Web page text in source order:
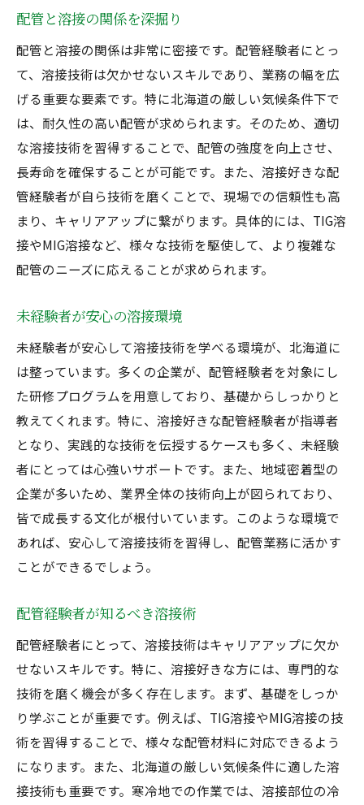
配管経験者向けの技術向上術
溶接技術を高めるためのステップ
北海道で配管と溶接を学ぶポイント
溶接好きが学ぶべき配管技術
配管経験者のための学習法
溶接技術を磨く環境づくり
配管と溶接の連携を深める
未経験者でも安心の配管学習
溶接好き配管経験者のための北海道ガイド
北海道で学ぶ溶接技術の魅力
溶接好きのための配管技術指南
配管と溶接の基礎を学ぶ
北海道の溶接技術でスキルアップ
未経験者も安心の配管ガイド
配管経験者が抑えるべき溶接技術の秘訣
溶接好きが知るべき技術の秘訣
配管経験者のための技術ポイント
北海道の溶接技術をマスターする
配管と溶接の相互作用を理解
配管経験者が知るべき溶接のコツ
配管と溶接の関係を深掘り
配管と溶接の関係は非常に密接です。配管経験者にとっ
て、溶接技術は欠かせないスキルであり、業務の幅を広
げる重要な要素です。特に北海道の厳しい気候条件下で
は、耐久性の高い配管が求められます。そのため、適切
な溶接技術を習得することで、配管の強度を向上させ、
長寿命を確保することが可能です。また、溶接好きな配
管経験者が自ら技術を磨くことで、現場での信頼性も高
まり、キャリアアップに繋がります。具体的には、TIG溶
接やMIG溶接など、様々な技術を駆使して、より複雑な
配管のニーズに応えることが求められます。
未経験者が安心の溶接環境
未経験者が安心して溶接技術を学べる環境が、北海道に
は整っています。多くの企業が、配管経験者を対象にし
た研修プログラムを用意しており、基礎からしっかりと
教えてくれます。特に、溶接好きな配管経験者が指導者
となり、実践的な技術を伝授するケースも多く、未経験
者にとっては心強いサポートです。また、地域密着型の
企業が多いため、業界全体の技術向上が図られており、
皆で成長する文化が根付いています。このような環境で
あれば、安心して溶接技術を習得し、配管業務に活かす
ことができるでしょう。
配管経験者が知るべき溶接術
配管経験者にとって、溶接技術はキャリアアップに欠か
せないスキルです。特に、溶接好きな方には、専門的な
技術を磨く機会が多く存在します。まず、基礎をしっか
り学ぶことが重要です。例えば、TIG溶接やMIG溶接の技
術を習得することで、様々な配管材料に対応できるよう
になります。また、北海道の厳しい気候条件に適した溶
接技術も重要です。寒冷地での作業では、溶接部位の冷